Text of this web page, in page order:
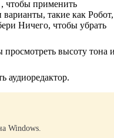
, чтобы применить
такие как Робот,
Ничего, чтобы убрать
высоту тона
аудиоредактор.
Windows.